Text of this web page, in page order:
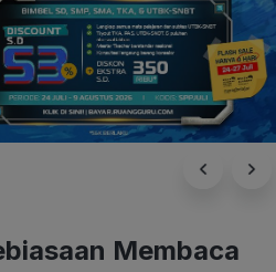
Membaca